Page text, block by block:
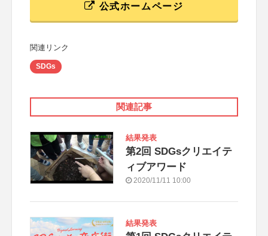
公式ホームページ
関連リンク
SDGs
関連記事
結果発表
第2回 SDGsクリエイテ
ィブアワード
2020/11/11 10:00
結果発表